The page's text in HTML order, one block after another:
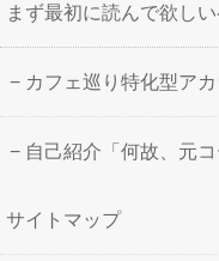
まず最初に読んで欲しい
カフェ巡り特化型ア
自己紹介「何故、元
サイトマップ